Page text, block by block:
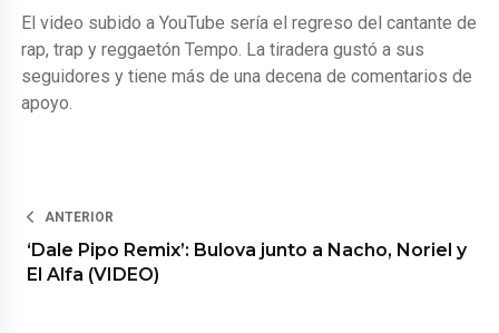
El video subido a YouTube sería el regreso del cantante de
rap, trap y reggaetón Tempo. La tiradera gustó a sus
seguidores y tiene más de una decena de comentarios de
apoyo.
ANTERIOR
‘Dale Pipo Remix’: Bulova junto a Nacho, Noriel y
El Alfa (VIDEO)